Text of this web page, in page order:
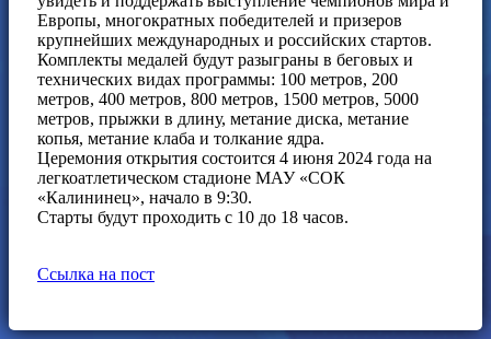
Европы, многократных победителей и призеров
крупнейших международных и российских стартов.
Комплекты медалей будут разыграны в беговых и
технических видах программы: 100 метров, 200
метров, 400 метров, 800 метров, 1500 метров, 5000
метров, прыжки в длину, метание диска, метание
копья, метание клаба и толкание ядра.
Церемония открытия состоится 4 июня 2024 года на
легкоатлетическом стадионе МАУ «СОК
«Калининец», начало в 9:30.
Старты будут проходить с 10 до 18 часов.
Ссылка на пост